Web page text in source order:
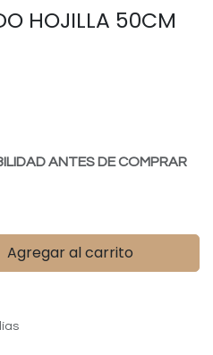
HOJILLA 50CM
ANTES DE COMPRAR
Agregar al carrito